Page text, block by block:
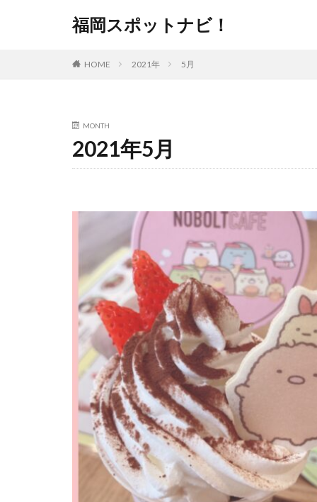
福岡スポットナビ！
HOME 2021年 5月
MONTH
2021年5月